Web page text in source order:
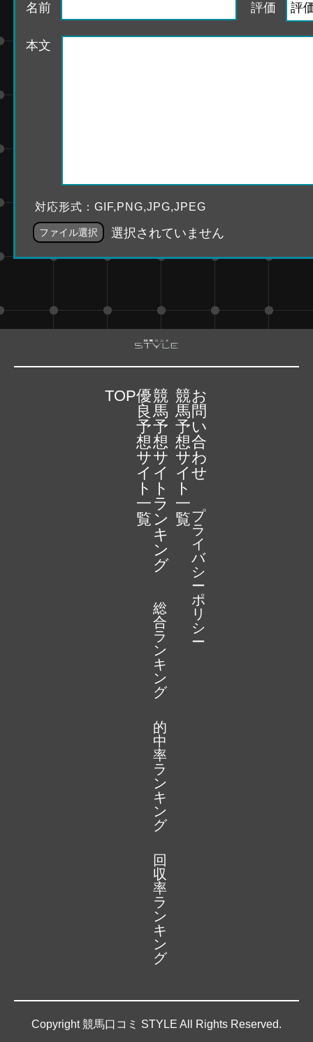
名前 評価
本文
対応形式：GIF,PNG,JPG,JPEG
ファイル選択 選択されていません
TOP優
良
予
想
サ
イ
ト
一
覧
競
馬
予
想
サ
イ
ト
ラ
ン
キ
ン
グ
総
合
ラ
ン
キ
ン
グ
的
中
率
ラ
ン
キ
ン
グ
回
収
率
ラ
ン
キ
ン
グ
競
馬
予
想
サ
イ
ト
一
覧
お
問
い
合
わ
せ
プ
ラ
イ
バ
シ
ー
ポ
リ
シ
ー
Copyright 競馬口コミ STYLE All Rights Reserved.